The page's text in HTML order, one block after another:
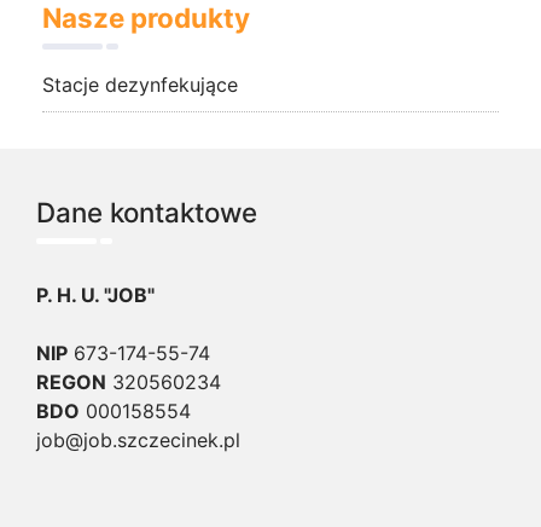
Nasze produkty
Stacje dezynfekujące
Dane kontaktowe
P. H. U. "JOB"
NIP 673-174-55-74
REGON 320560234
BDO 000158554
job@job.szczecinek.pl